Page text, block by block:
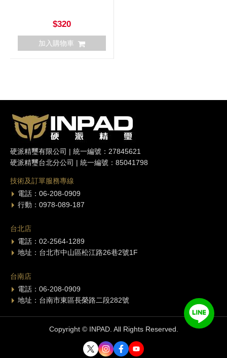
$320
加入購物車
硬派精璽有限公司 | 統一編號：27845621
硬派精璽台北分公司 | 統一編號：85041798
技術及訂單服務專線
電話：06-208-0909
行動：0978-089-187
台北店
電話：02-2564-1289
地址：台北市中山區松江路26巷2號1F
台南店
電話：06-208-0909
地址：台南市東區長榮路二段282號
Copyright © INPAD. All Rights Reserved.